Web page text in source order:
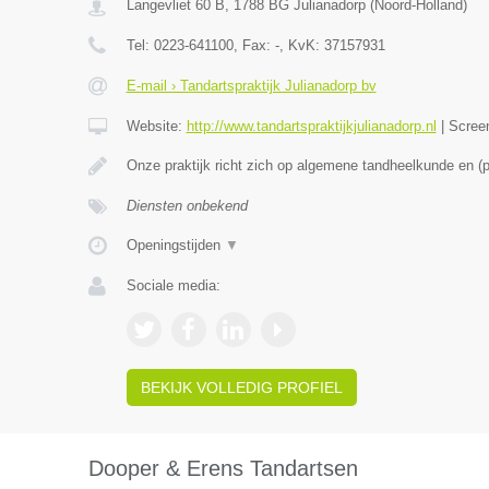
Langevliet 60 B, 1788 BG Julianadorp(Noord-Holland)
Tel: 0223-641100, Fax: -, KvK: 37157931
E-mail › Tandartspraktijk Julianadorp bv
Website: http://www.tandartspraktijkjulianadorp.nl
Onze praktijk richt zich op algemene tandheelkunde en
Diensten onbekend
Openingstijden ▼
Sociale media:
BEKIJK VOLLEDIG PROFIEL
Dooper & Erens Tandartsen